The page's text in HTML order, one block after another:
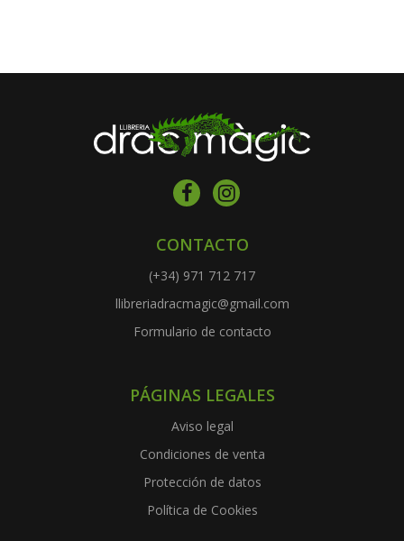
CONTACTO
(+34) 971 712 717
llibreriadracmagic@gmail.com
Formulario de contacto
PÁGINAS LEGALES
Aviso legal
Condiciones de venta
Protección de datos
Política de Cookies